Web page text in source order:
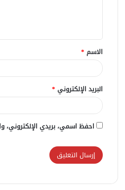
ق
*
الاسم *
البريد الإلكتروني *
احفظ اسمي، بريدي الإلكتروني،